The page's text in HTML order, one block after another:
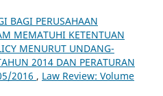
BAGI PERUSAHAAN
MEMATUHI KETENTUAN
MENURUT UNDANG-
2014 DAN PERATURAN
2016 , Law Review: Volume